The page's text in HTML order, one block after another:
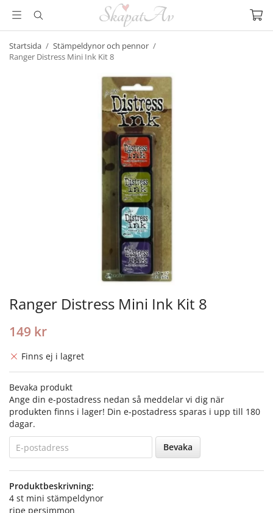
Startsida / Stämpeldynor och pennor /
Ranger Distress Mini Ink Kit 8
Ranger Distress Mini Ink Kit 8
149 kr
Finns ej i lagret
Bevaka produkt
Ange din e-postadress nedan så meddelar vi dig när
produkten finns i lager! Din e-postadress sparas i upp till 180
dagar.
Bevaka
Produktbeskrivning:
4 st mini stämpeldynor
ripe persimmon